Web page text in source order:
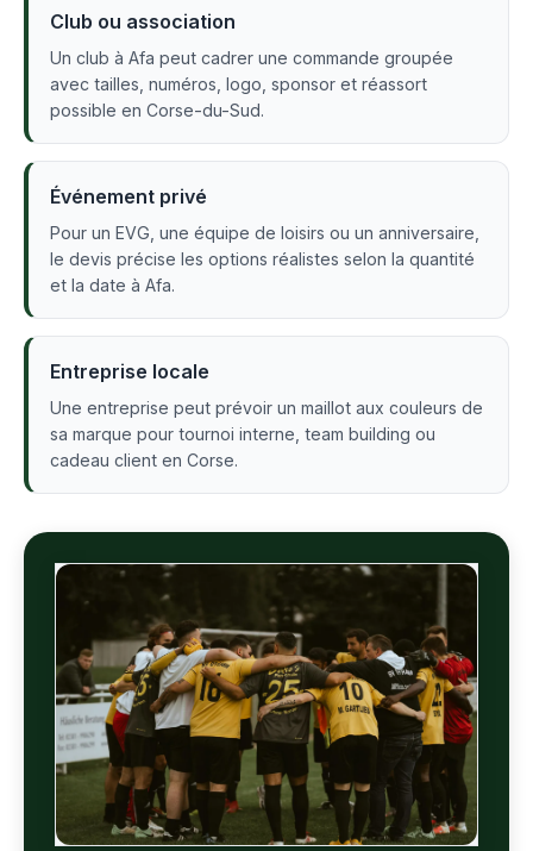
Club ou association
Un club à Afa peut cadrer une commande groupée
avec tailles, numéros, logo, sponsor et réassort
possible en Corse-du-Sud.
Événement privé
Pour un EVG, une équipe de loisirs ou un anniversaire,
le devis précise les options réalistes selon la quantité
et la date à Afa.
Entreprise locale
Une entreprise peut prévoir un maillot aux couleurs de
sa marque pour tournoi interne, team building ou
cadeau client en Corse.